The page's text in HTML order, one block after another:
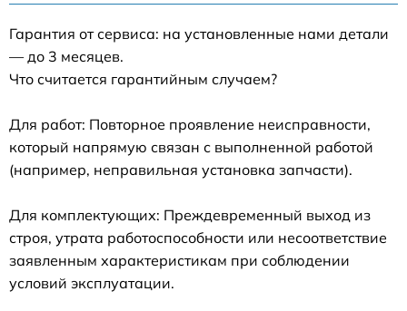
Гарантия от сервиса: на установленные нами детали
— до 3 месяцев.
Что считается гарантийным случаем?
Для работ: Повторное проявление неисправности,
который напрямую связан с выполненной работой
(например, неправильная установка запчасти).
Для комплектующих: Преждевременный выход из
строя, утрата работоспособности или несоответствие
заявленным характеристикам при соблюдении
условий эксплуатации.